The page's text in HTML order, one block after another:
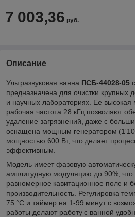
7 003,36 руб.
Описание
Ультразвуковая ванна ПСБ-44028-05
предназначена для очистки
и научных лабораториях. Ее
рабочая частота 28 кГц позволяют
удаление загрязнений, даже с
оснащена мощным генератором
мощностью 600 Вт, что делает
эффективным.
Модель имеет фазовую
амплитудную модуляцию до 90%, что
равномерное кавитационное поле и
производительность. Регулировка
75 °C и таймер на 1-99 минут с
работы делают работу с ванной